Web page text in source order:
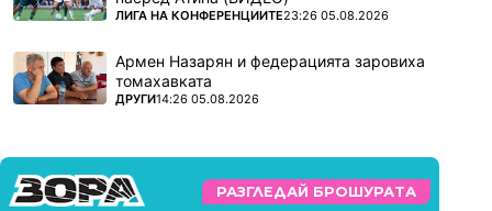
ПОВЕЧЕ ОТ
ЛИГА НА КОНФЕРЕНЦИИТЕ23:26 05.08.2026
Армен Назарян и федерацията заровиха
томахавката
ПОВЕЧЕ ОТ
ДРУГИ14:26 05.08.2026
РАЗГЛЕДАЙ БРОШУРАТА